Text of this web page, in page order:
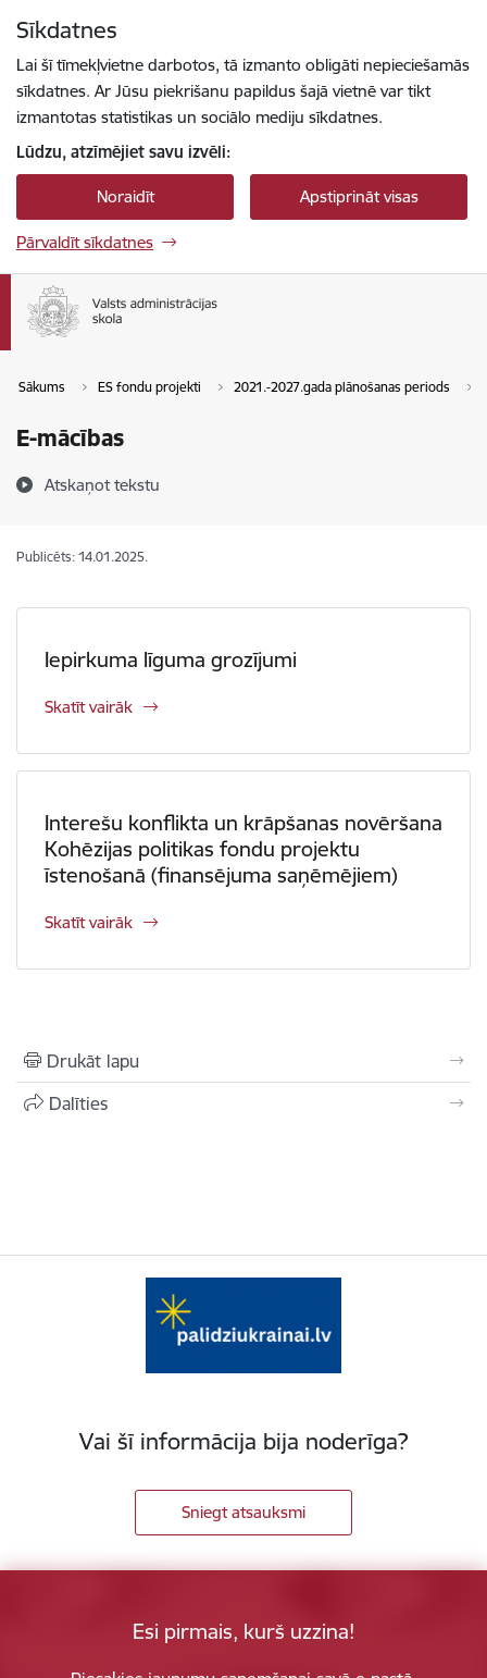
Sīkdatnes
Lai šī tīmekļvietne darbotos, tā izmanto obligāti nepieciešamās
sīkdatnes. Ar Jūsu piekrišanu papildus šajā vietnē var tikt
izmantotas statistikas un sociālo mediju sīkdatnes.
Lūdzu, atzīmējiet savu izvēli:
Noraidīt Apstiprināt visas
Pārvaldīt sīkdatnes
Sākums ES fondu projekti 2021.-2027.gada plānošanas periods
E-mācības
Atskaņot tekstu
Publicēts: 14.01.2025.
Iepirkuma līguma grozījumi
Skatīt vairāk
Interešu konflikta un krāpšanas novēršana
Kohēzijas politikas fondu projektu
īstenošanā (finansējuma saņēmējiem)
Skatīt vairāk
Drukāt lapu
Dalīties
Vai šī informācija bija noderīga?
Sniegt atsauksmi
Esi pirmais, kurš uzzina!